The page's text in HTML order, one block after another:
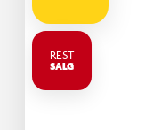
REST
SALG